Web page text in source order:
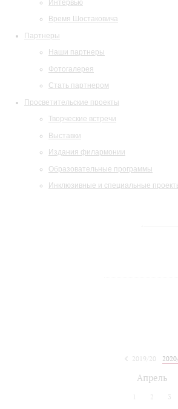
Интервью
Время Шостаковича
Партнеры
Наши партнеры
Фотогалерея
Стать партнером
Просветительские проекты
Творческие встречи
Выставки
Издания филармонии
Образовательные программы
Инклюзивные и специальные
2019/20
Апрель
2 3